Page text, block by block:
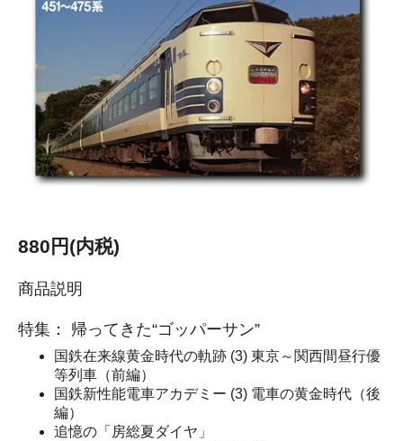
880円(内税)
商品説明
特集： 帰ってきた“ゴッパーサン”
国鉄在来線黄金時代の軌跡 (3) 東京～関西間昼行優
等列車（前編）
国鉄新性能電車アカデミー (3) 電車の黄金時代（後
編）
追憶の「房総夏ダイヤ」